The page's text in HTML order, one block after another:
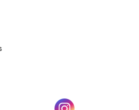
nouvel onglet) (s'ouvre dans un